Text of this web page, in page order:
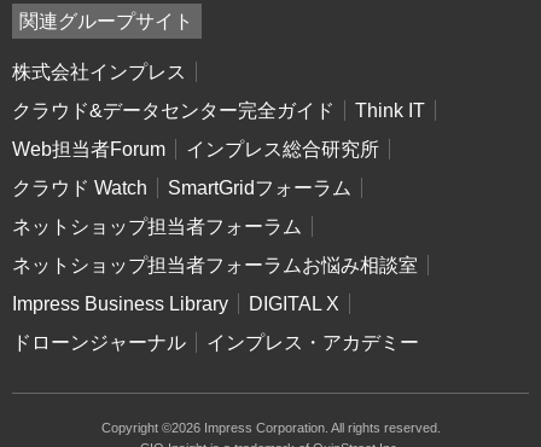
関連グループサイト
株式会社インプレス
クラウド&データセンター完全ガイド
Think IT
Web担当者Forum
インプレス総合研究所
クラウド Watch
SmartGridフォーラム
ネットショップ担当者フォーラム
ネットショップ担当者フォーラムお悩み相談室
Impress Business Library
DIGITAL X
ドローンジャーナル
インプレス・アカデミー
Copyright ©2026 Impress Corporation. All rights reserved.